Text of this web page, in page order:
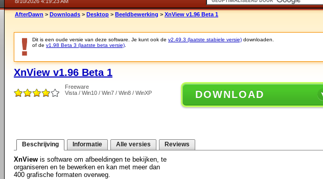
AfterDawn > Downloads > Desktop > Beeldbewerking > XnView v1.96 Beta 1
Dit is een oude versie van deze software. Je kunt ook de v2.49.3 (laatste stabiele versie) downloaden.
of de v1.98 Beta 3 (laatste beta versie)
XnView v1.96 Beta 1
Freeware
Vista / Win10 / Win7 / Win8 / WinXP
DOWNLOAD
Beschrijving Informatie Alle versies Reviews
XnView is software om afbeeldingen te bekijken, te
organiseren en te bewerken en kan met meer dan
400 grafische formaten overweg.